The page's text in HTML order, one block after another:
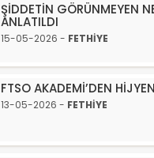
ŞİDDETİN GÖRÜNMEYEN
ANLATILDI
15-05-2026 - FETHİYE
FTSO AKADEMİ’DEN
13-05-2026 - FETHİYE